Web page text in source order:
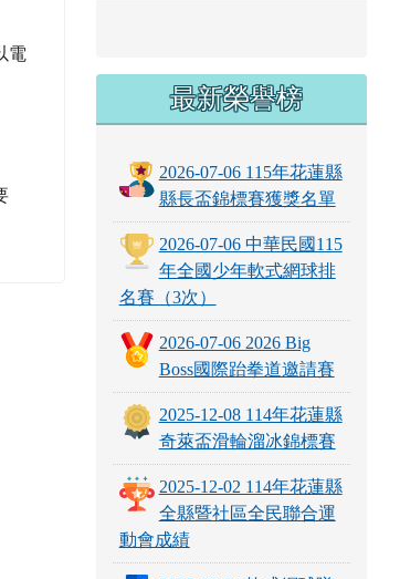
2026-07-06 115年花蓮縣
縣長盃錦標賽獲獎名單
2026-07-06 中華民國115
年全國少年軟式網球排
名賽（3次）
2026-07-06 2026 Big
Boss國際跆拳道邀請賽
2025-12-08 114年花蓮縣
奇萊盃滑輪溜冰錦標賽
2025-12-02 114年花蓮縣
全縣暨社區全民聯合運
動會成績
2025-06-04 軟式網球隊
114年比賽成績